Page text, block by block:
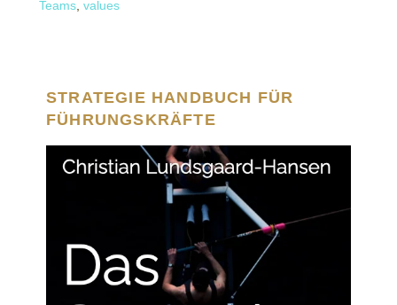
Teams values
STRATEGIE HANDBUCH FÜR
FÜHRUNGSKRÄFTE